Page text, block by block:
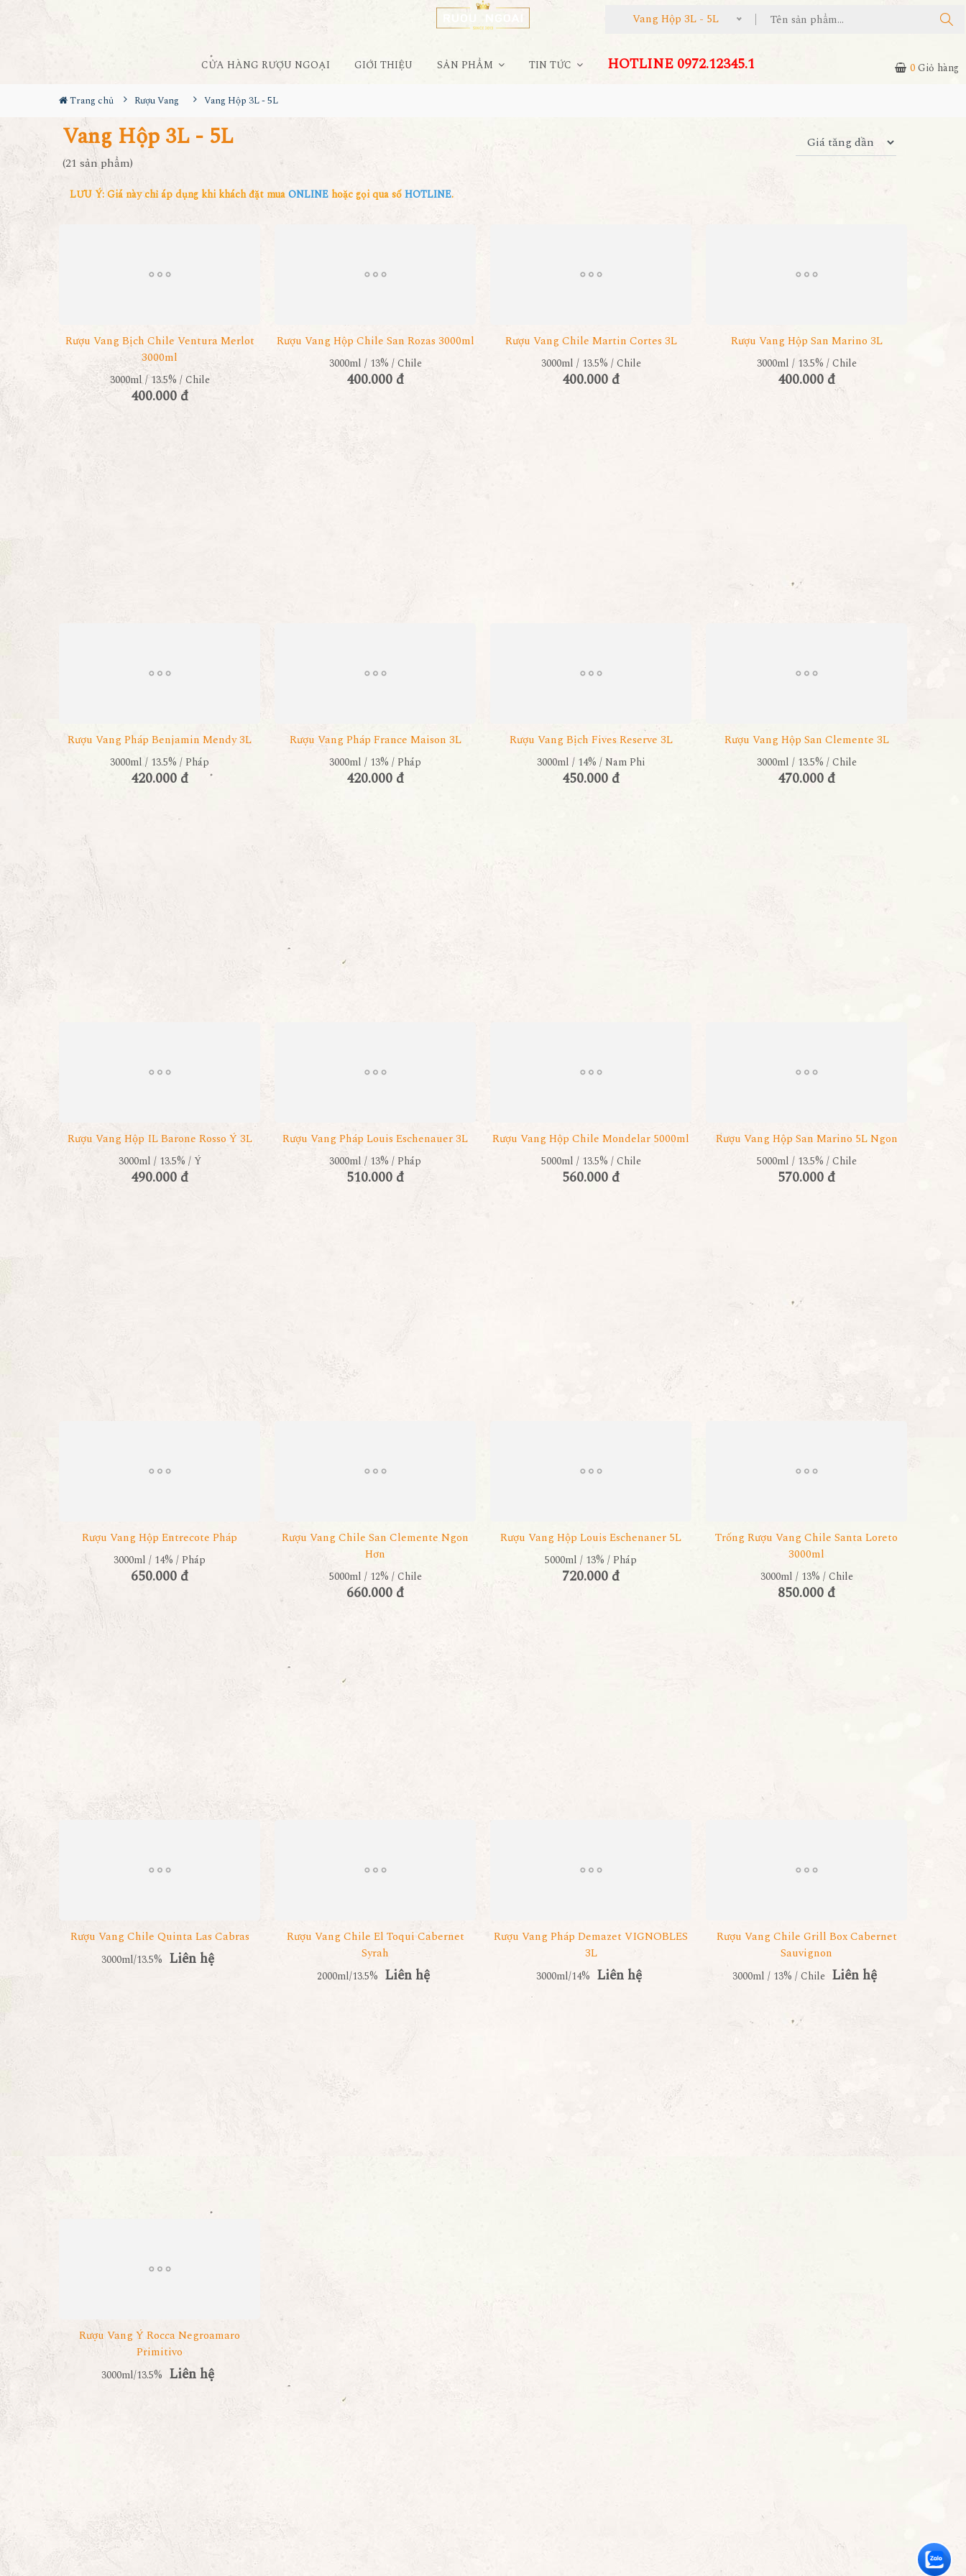
Vang Hộp 3L - 5L
CỬA HÀNG RƯỢU NGOẠI GIỚI THIỆU SẢN PHẨM TIN TỨC HOTLINE 0972.12345.1 0Giỏ hàng
Trang chủ Rượu Vang Vang Hộp 3L - 5L
Vang Hộp 3L - 5L
(21 sản phẩm)
LƯU Ý: Giá này chỉ áp dụng khi khách đặt muaONLINE hoặc gọi qua sốHOTLINE.
Rượu Vang Bịch Chile Ventura Merlot
3000ml
3000ml / 13.5% / Chile
400.000 đ
Rượu Vang Hộp Chile San Rozas 3000ml
3000ml / 13% / Chile
400.000 đ
Rượu Vang Chile Martin Cortes 3L
3000ml / 13.5% / Chile
400.000 đ
Rượu Vang Hộp San Marino 3L
3000ml / 13.5% / Chile
400.000 đ
Rượu Vang Pháp Benjamin Mendy 3L
3000ml / 13.5% / Pháp
420.000 đ
Rượu Vang Pháp France Maison 3L
3000ml / 13% / Pháp
420.000 đ
Rượu Vang Bịch Fives Reserve 3L
3000ml / 14% / Nam Phi
450.000 đ
Rượu Vang Hộp San Clemente 3L
3000ml / 13.5% / Chile
470.000 đ
Rượu Vang Hộp IL Barone Rosso Ý 3L
3000ml / 13.5% / Ý
490.000 đ
Rượu Vang Pháp Louis Eschenauer 3L
3000ml / 13% / Pháp
510.000 đ
Rượu Vang Hộp Chile Mondelar 5000ml
5000ml / 13.5% / Chile
560.000 đ
Rượu Vang Hộp San Marino 5L Ngon
5000ml / 13.5% / Chile
570.000 đ
Rượu Vang Hộp Entrecote Pháp
3000ml / 14% / Pháp
650.000 đ
Rượu Vang Chile San Clemente Ngon
Hơn
5000ml / 12% / Chile
660.000 đ
Rượu Vang Hộp Louis Eschenaner 5L
5000ml / 13% / Pháp
720.000 đ
Trống Rượu Vang Chile Santa Loreto
3000ml
3000ml / 13% / Chile
850.000 đ
Rượu Vang Chile Quinta Las Cabras
3000ml/13.5% Liên hệ
Rượu Vang Chile El Toqui Cabernet
Syrah
2000ml/13.5% Liên hệ
Rượu Vang Pháp Demazet VIGNOBLES
3L
3000ml/14% Liên hệ
Rượu Vang Chile Grill Box Cabernet
Sauvignon
3000ml / 13% / Chile Liên hệ
Rượu Vang Ý Rocca Negroamaro
Primitivo
3000ml/13.5% Liên hệ